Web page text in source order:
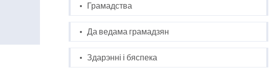
Грамадства
Да ведама грамадзян
Здарэнні і бяспека